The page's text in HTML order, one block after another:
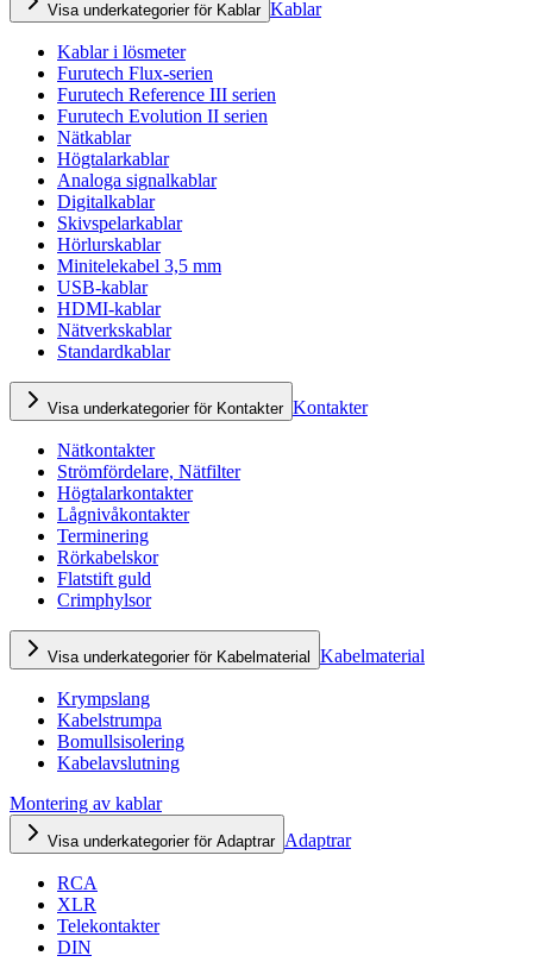
Visa underkategorier för Kablar Kablar
Kablar i lösmeter
Furutech Flux-serien
Furutech Reference III serien
Furutech Evolution II serien
Nätkablar
Högtalarkablar
Analoga signalkablar
Digitalkablar
Skivspelarkablar
Hörlurskablar
Minitelekabel 3,5 mm
USB-kablar
HDMI-kablar
Nätverkskablar
Standardkablar
Visa underkategorier för Kontakter Kontakter
Nätkontakter
Strömfördelare, Nätfilter
Högtalarkontakter
Lågnivåkontakter
Terminering
Rörkabelskor
Flatstift guld
Crimphylsor
Visa underkategorier för Kabelmaterial Kabelmaterial
Krympslang
Kabelstrumpa
Bomullsisolering
Kabelavslutning
Montering av kablar
Visa underkategorier för Adaptrar Adaptrar
RCA
XLR
Telekontakter
DIN